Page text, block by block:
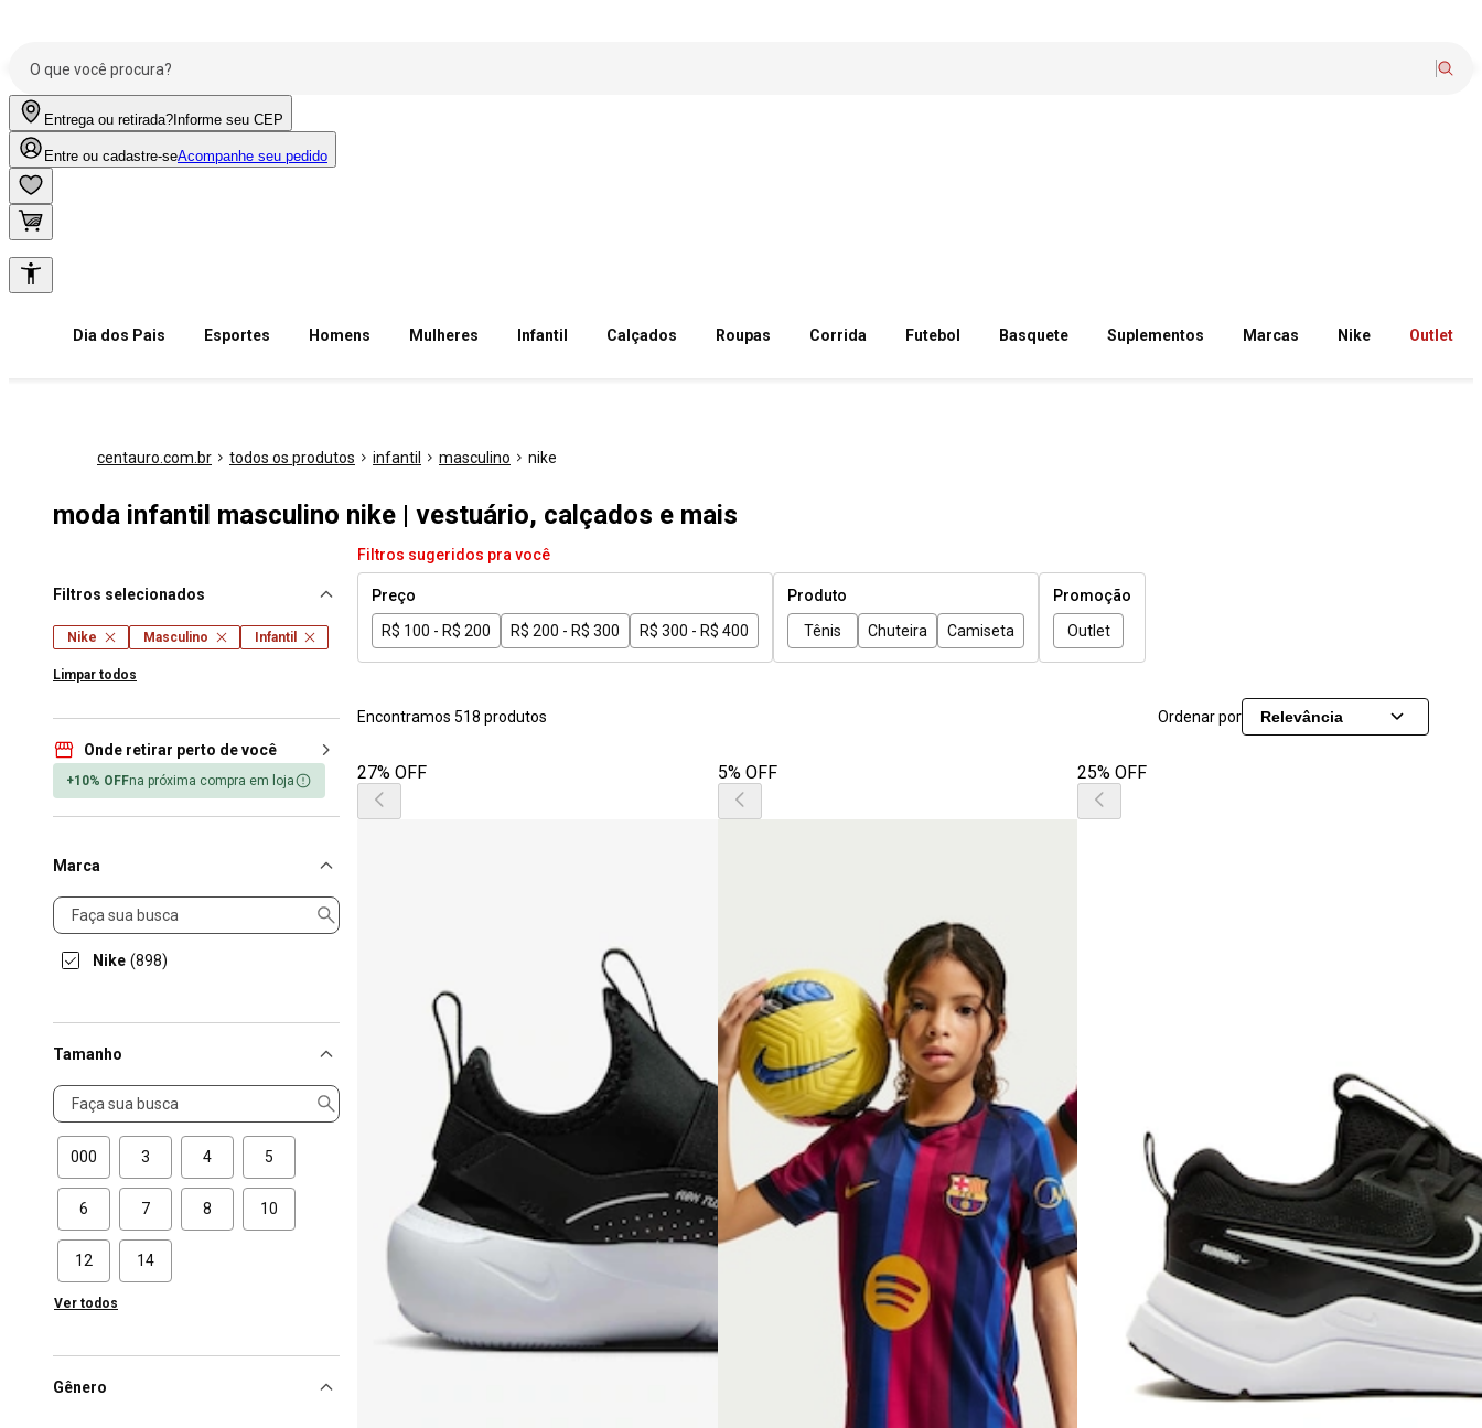
Entrega ou retirada? Informe seu CEP
Entre ou cadastre-seAcompanhe seu pedido
Dia dos Pais Esportes Homens Mulheres Infantil Calçados Roupas Corrida Futebol Basquete Suplementos Marcas Nike Outlet
centauro.com.br todos os produtos infantil masculino nike
moda infantil masculino nike | vestuário, calçados e mais
Filtros selecionados
Nike Masculino Infantil
Limpar todos
Onde retirar perto de você
+10% OFFna próxima compra em loja
Marca
Marca
Nike (898)
Tamanho
Tamanho
000 3 4 5
6 7 8 10
12 14
Ver todos
Gênero
Filtros sugeridos pra você
Preço
R$ 100 - R$ 200
R$ 200 - R$ 300 R$ 300 - R$ 400
Produto
Tênis
Chuteira Camiseta
Promoção
Outlet
Encontramos 518 produtos Ordenar por Relevância
27% OFF 5% OFF 25% OFF